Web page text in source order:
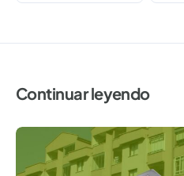
Continuar leyendo